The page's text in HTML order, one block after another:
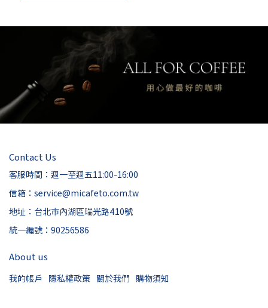
Contact Us
客服時間：週一至週五11:00-16:00
信箱：service@micafeto.com.tw
地址：台北市內湖區瑞光路410號
統一編號：90256586
About us
我的帳戶 隱私權政策 關於我們 購物須知